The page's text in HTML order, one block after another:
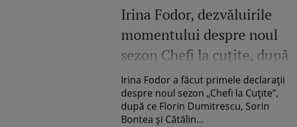
Irina Fodor, dezvăluirile
momentului despre noul
sezon Chefi la cuțite, după
plecarea celor trei jurați:
„Nu puteam dezamăgi!”
Irina Fodor a făcut primele declarații
despre noul sezon „Chefi la Cuțite”,
după ce Florin Dumitrescu, Sorin
Bontea și Cătălin...